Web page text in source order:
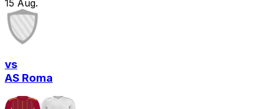
15 Aug.
vs
AS Roma